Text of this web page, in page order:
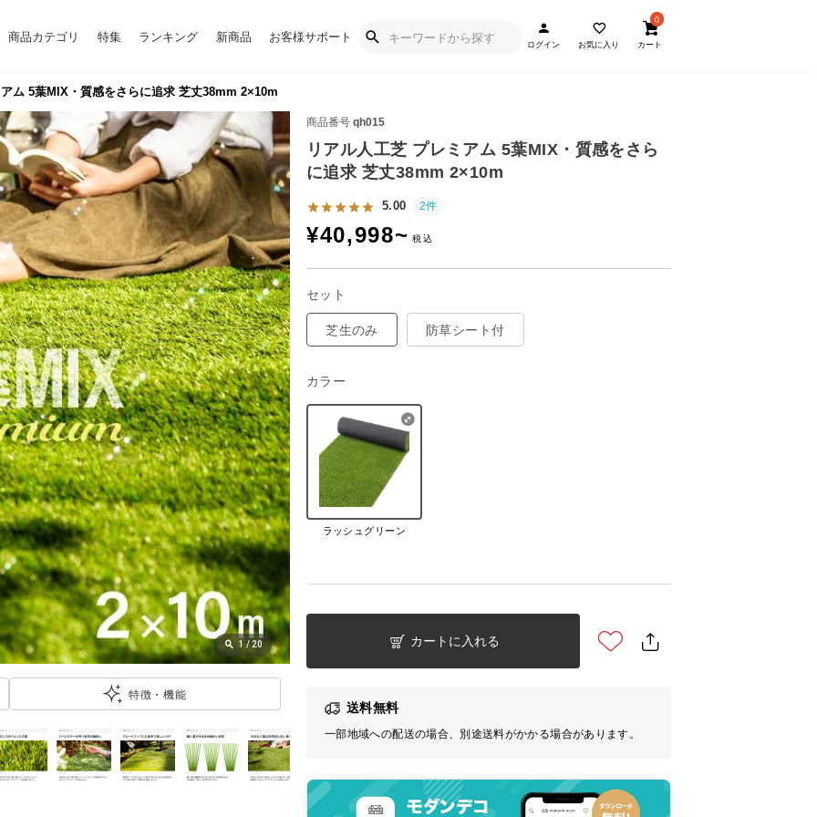
商品カテゴリ 特集 ランキング 新商品 お客様サポート
ログイン お気に入り
0
カート
ム 5葉MIX・質感をさらに追求 芝丈38mm 2×10m
商品番号 qh015
リアル人工芝 プレミアム 5葉MIX・質感をさら
に追求 芝丈38mm 2×10m
5.00 2件
¥40,998~
セット
芝生のみ 防草シート付
カラー
ラッシュグリーン
カートに入れる
送料無料
一部地域への配送の場合、別途送料がかかる場合があります。
1 / 20
特徴・機能